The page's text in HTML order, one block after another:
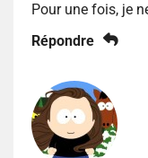
Pour une fois, je
Répondre